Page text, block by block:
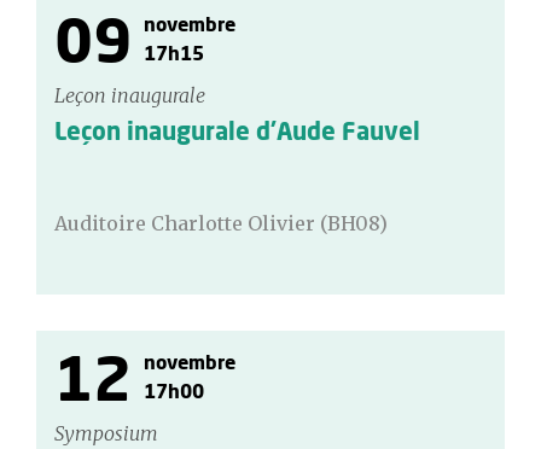
09
novembre
17h15
Leçon inaugurale
Leçon inaugurale d'Aude Fauvel
Auditoire Charlotte Olivier (BH08)
12
novembre
17h00
Symposium